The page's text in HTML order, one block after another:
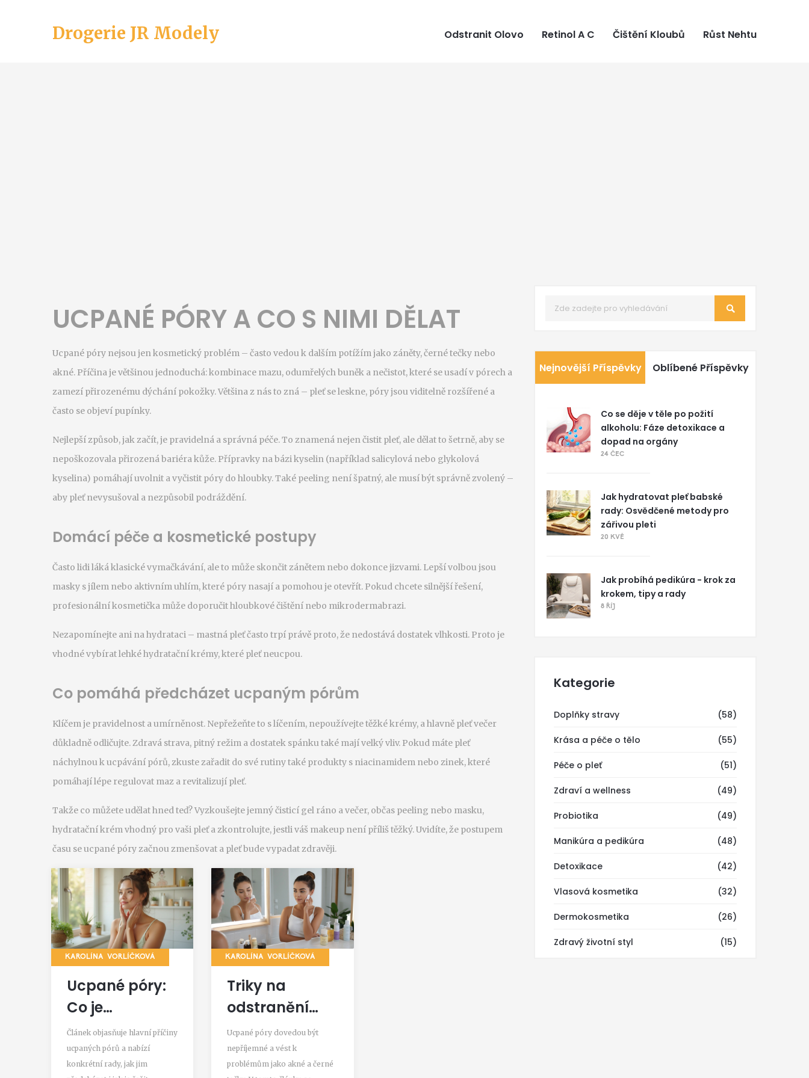
Drogerie JR Modely Odstranit Olovo Retinol A C Čištění Kloubů Růst Nehtu
UCPANÉ PÓRY A CO S NIMI DĚLAT
Ucpané póry nejsou jen kosmetický problém – často vedou k dalším potížím jako záněty, černé tečky nebo
akné. Příčina je většinou jednoduchá: kombinace mazu, odumřelých buněk a nečistot, které se usadí v pórech a
zamezí přirozenému dýchání pokožky. Většina z nás to zná – pleť se leskne, póry jsou viditelně rozšířené a
často se objeví pupínky.
Nejlepší způsob, jak začít, je pravidelná a správná péče. To znamená nejen čistit pleť, ale dělat to šetrně, aby se
nepoškozovala přirozená bariéra kůže. Přípravky na bázi kyselin (například salicylová nebo glykolová
kyselina) pomáhají uvolnit a vyčistit póry do hloubky. Také peeling není špatný, ale musí být správně zvolený –
aby pleť nevysušoval a nezpůsobil podráždění.
Domácí péče a kosmetické postupy
Často lidi láká klasické vymačkávání, ale to může skončit zánětem nebo dokonce jizvami. Lepší volbou jsou
masky s jílem nebo aktivním uhlím, které póry nasají a pomohou je otevřít. Pokud chcete silnější řešení,
profesionální kosmetička může doporučit hloubkové čištění nebo mikrodermabrazi.
Nezapomínejte ani na hydrataci – mastná pleť často trpí právě proto, že nedostává dostatek vlhkosti. Proto je
vhodné vybírat lehké hydratační krémy, které pleť neucpou.
Co pomáhá předcházet ucpaným pórům
Klíčem je pravidelnost a umírněnost. Nepřežeňte to s líčením, nepoužívejte těžké krémy, a hlavně pleť večer
důkladně odličujte. Zdravá strava, pitný režim a dostatek spánku také mají velký vliv. Pokud máte pleť
náchylnou k ucpávání pórů, zkuste zařadit do své rutiny také produkty s niacinamidem nebo zinek, které
pomáhají lépe regulovat maz a revitalizují pleť.
Takže co můžete udělat hned teď? Vyzkoušejte jemný čisticí gel ráno a večer, občas peeling nebo masku,
hydratační krém vhodný pro vaši pleť a zkontrolujte, jestli váš makeup není příliš těžký. Uvidíte, že postupem
času se ucpané póry začnou zmenšovat a pleť bude vypadat zdravěji.
KAROLÍNA VORLÍČKOVÁ
Ucpané póry:
Co je
způsobuje a
jak s nimi
zatočit
Článek objasňuje hlavní příčiny
ucpaných pórů a nabízí
konkrétní rady, jak jim
KAROLÍNA VORLÍČKOVÁ
Triky na
odstranění
ucpaných
pórů pro
čistou pleť
Ucpané póry dovedou být
nepříjemné a vést k
problémům jako akné a černé
Nejnovější Příspěvky Oblíbené Příspěvky
Co se děje v těle po požití
alkoholu: Fáze detoxikace a
dopad na orgány
24 ČEC
Jak hydratovat pleť babské
rady: Osvědčené metody pro
zářivou pleti
20 KVĚ
Jak probíhá pedikúra - krok za
krokem, tipy a rady
8 ŘÍJ
Kategorie
Doplňky stravy (58)
Krása a péče o tělo (55)
Péče o pleť (51)
Zdraví a wellness (49)
Probiotika (49)
Manikúra a pedikúra (48)
Detoxikace (42)
Vlasová kosmetika (32)
Dermokosmetika (26)
Zdravý životní styl (15)